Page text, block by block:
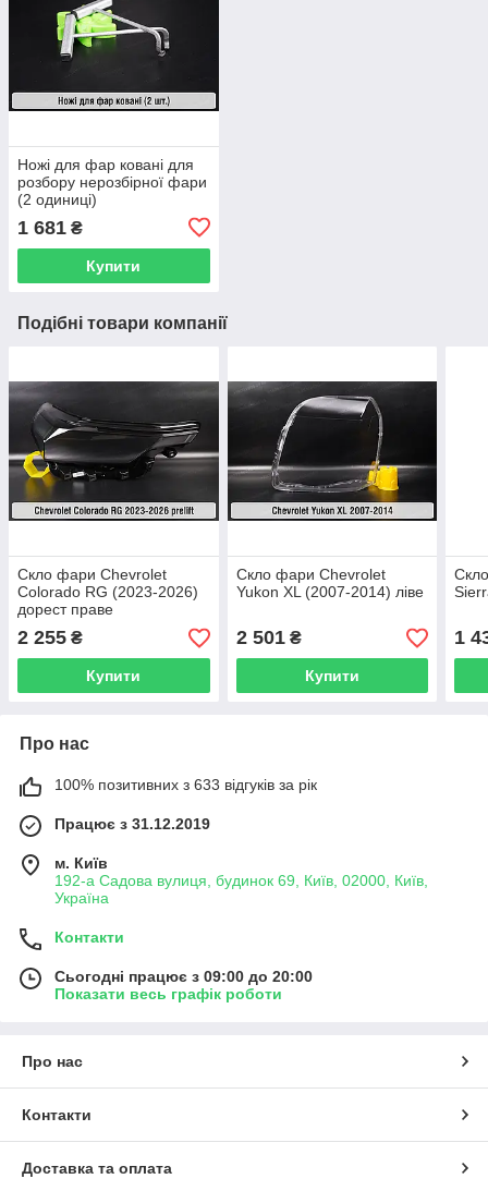
Ножі для фар ковані для
розбору нерозбірної фари
(2 одиниці)
1 681 ₴
Купити
Подібні товари компанії
Скло фари Chevrolet
Colorado RG (2023-2026)
дорест праве
2 255 ₴
Купити
Скло фари Chevrolet
Yukon XL (2007-2014) ліве
2 501₴
Купити
1
Про нас
100% позитивних з 633 відгуків за рік
Працює з 31.12.2019
м. Київ
192-а Садова вулиця, будинок 69, Київ, 02000, Київ,
Україна
Контакти
Сьогодні працює з 09:00 до 20:00
Показати весь графік роботи
Про нас
Контакти
Доставка та оплата